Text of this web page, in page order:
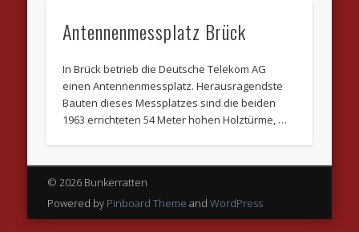
Antennenmessplatz Brück
In Brück betrieb die Deutsche Telekom AG
einen Antennenmessplatz. Herausragendste
Bauten dieses Messplatzes sind die beiden
1963 errichteten 54 Meter hohen Holztürme, …
© 2026 Bunkerratten
Powered by Pinboard Theme and WordPress